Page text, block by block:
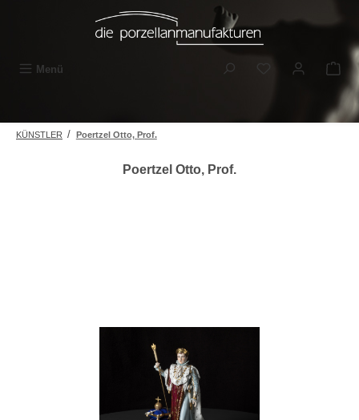
Zum Hauptinhalt springen
Menü Du hast 0
KÜNSTLER / Poertzel Otto, Prof.
Poertzel Otto, Prof.